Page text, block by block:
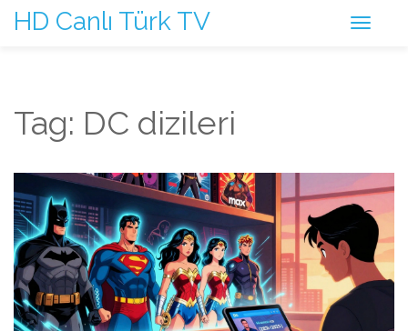
HD Canlı Türk TV
Tag: DC dizileri